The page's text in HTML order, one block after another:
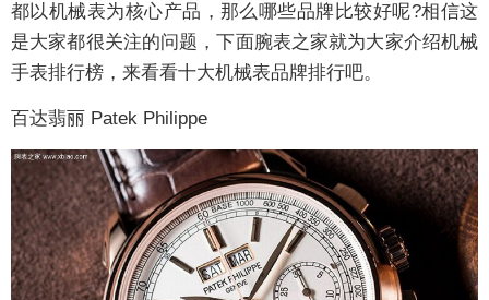
都以机械表为核心产品，那么哪些品牌比较好呢?相信这
是大家都很关注的问题，下面腕表之家就为大家介绍机械
手表排行榜，来看看十大机械表品牌排行吧。
百达翡丽 Patek Philippe